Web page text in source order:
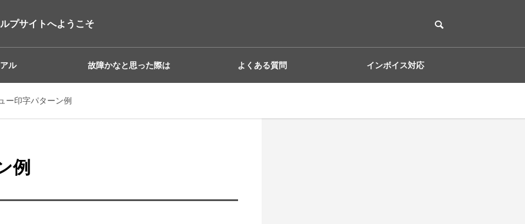
プサイトへようこそ
ル 故障かなと思った際は よくある質問 インボイス対応
ー印字パターン例
例